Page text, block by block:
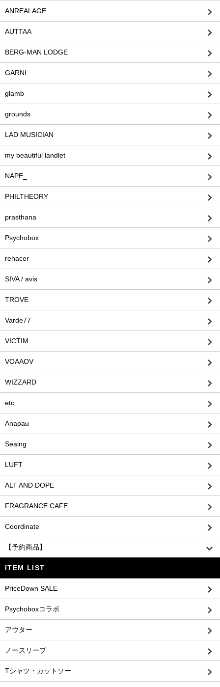
ANREALAGE
AUTTAA
BERG-MAN LODGE
GARNI
glamb
grounds
LAD MUSICIAN
my beautiful landlet
NAPE_
PHILTHEORY
prasthana
Psychobox
rehacer
SIVA / avis
TROVE
Varde77
VICTIM
VOAAOV
WIZZARD
etc.
Anapau
Seaing
LUFT
ALT AND DOPE
FRAGRANCE CAFE
Coordinate
【予約商品】
ITEM LIST
PriceDown SALE
Psychoboxコラボ
アウター
ノースリーブ
Tシャツ・カットソー